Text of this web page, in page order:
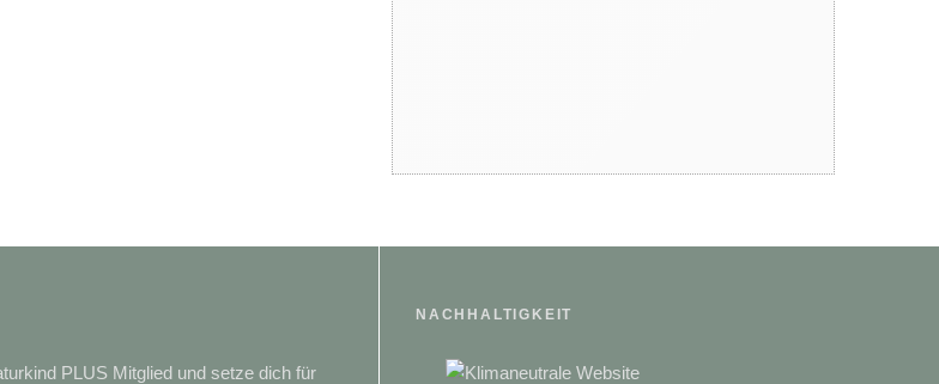
PLUS Mitglied und setze dich für
NACHHALTIGKEIT